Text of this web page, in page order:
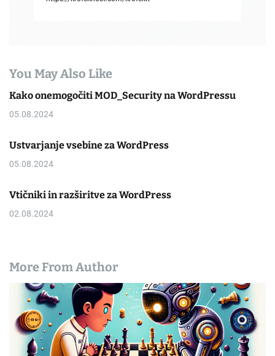
You May Also Like
Kako onemogočiti MOD_Security na WordPressu
05.08.2024
Ustvarjanje vsebine za WordPress
05.08.2024
Vtičniki in razširitve za WordPress
02.08.2024
More From Author